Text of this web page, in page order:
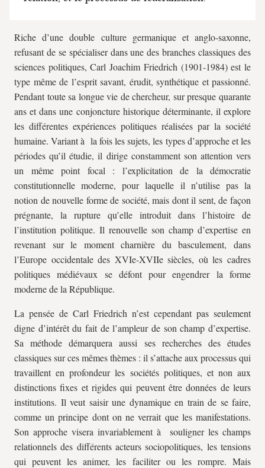
Riche d’une double culture germanique et anglo-saxonne,
refusant de se spécialiser dans une des branches classiques des
sciences politiques, Carl Joachim Friedrich (1901-1984) est le
type même de l’esprit savant, érudit, synthétique et passionné.
Pendant toute sa longue vie de chercheur, sur presque quarante
ans et dans une conjoncture historique déterminante, il explore
les différentes expériences politiques réalisées par la société
humaine. Variant à la fois les sujets, les types d’approche et les
périodes qu’il étudie, il dirige constamment son attention vers
un même point focal : l’explicitation de la démocratie
constitutionnelle moderne, pour laquelle il n’utilise pas la
notion de nouvelle forme de société, mais dont il sent, de façon
prégnante, la rupture qu’elle introduit dans l’histoire de
l’institution politique. Il renouvelle son champ d’expertise en
revenant sur le moment charnière du basculement, dans
l’Europe occidentale des XVIe-XVIIe siècles, où les cadres
politiques médiévaux se défont pour engendrer la forme
moderne de la République.
La pensée de Carl Friedrich n’est cependant pas seulement
digne d’intérêt du fait de l’ampleur de son champ d’expertise.
Sa méthode démarquera aussi ses recherches des études
classiques sur ces mêmes thèmes : il s’attache aux processus qui
travaillent en profondeur les sociétés politiques, et non aux
distinctions fixes et rigides qui peuvent être données de leurs
institutions. Il veut saisir une dynamique en train de se faire,
comme un principe dont on ne verrait que les manifestations.
Son approche visera invariablement à souligner les champs
relationnels des différents acteurs sociopolitiques, les tensions
qui peuvent les animer, les faciliter ou les rompre. Mais